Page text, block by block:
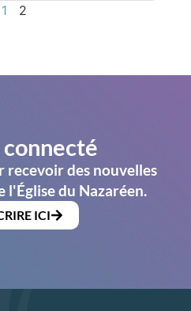
1 2
recevoir des nouvelles
l'Église du Nazaréen.
ICI